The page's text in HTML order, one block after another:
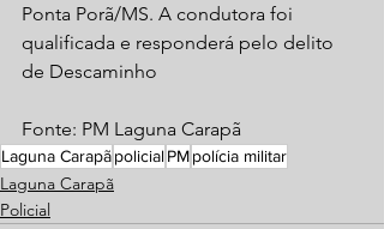
Ponta Porã/MS. A condutora foi
qualificada e responderá pelo delito
de Descaminho
Fonte: PM Laguna Carapã
Laguna CarapãpolicialPMpolícia militar
Laguna Carapã
Policial